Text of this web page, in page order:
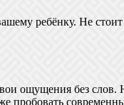
ребёнку. Не стоит
ощущения без слов.
пробовать